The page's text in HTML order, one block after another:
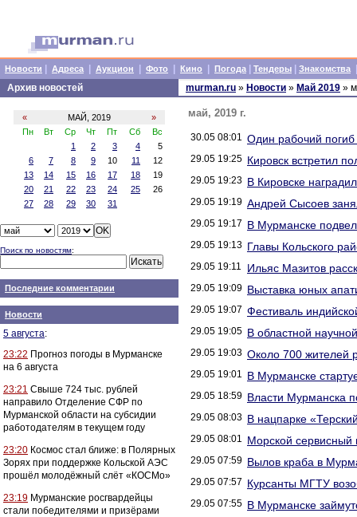
Новости Адреса Аукцион Фото Кино Погода Тендеры Знакомства
Архив новостей
« МАЙ, 2019
»
Пн
Вт Ср Чт Пт Сб
Вс
1
2 3 4
5
6
7 8 9 10 11
12
13
14 15 16 17 18
19
20
21 22 23 24 25
26
27
28 29 30 31
Поиск по новостям:
Последние комментарии
Новости
5 августа:
23:22 Прогноз погоды в Мурманске
на 6 августа
23:21 Свыше 724 тыс. рублей
направило Отделение СФР по
Мурманской области на субсидии
работодателям в текущем году
23:20 Космос стал ближе: в Полярных
Зорях при поддержке Кольской АЭС
прошёл молодёжный слёт «КОСМо»
23:19 Мурманские росгвардейцы
стали победителями и призёрами
murman.ru » Новости » Май 2019 »
май, 2019 г.
30.05 08:01 Один рабочий
29.05 19:25 Кировск встретил
29.05 19:23 В Кировске
29.05 19:19 Андрей Сысоев
29.05 19:17 В Мурманске
29.05 19:13 Главы Кольского
29.05 19:11 Ильяс Мазитов
29.05 19:09 Выставка юных
29.05 19:07 Фестиваль
29.05 19:05 В областной
29.05 19:03 Около 700 жителей
29.05 19:01 В Мурманске
29.05 18:59 Власти Мурманска
29.05 08:03 В нацпарке
29.05 08:01 Морской сервисный
29.05 07:59 Вылов краба в
29.05 07:57 Курсанты МГТУ
29.05 07:55 В Мурманске